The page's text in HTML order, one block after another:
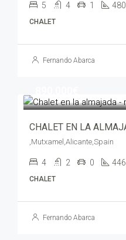
5 4 1 480
CHALET
Fernando Abarca
,Mutxamel,Alicante,Spain
4 2 0 446
CHALET
Fernando Abarca